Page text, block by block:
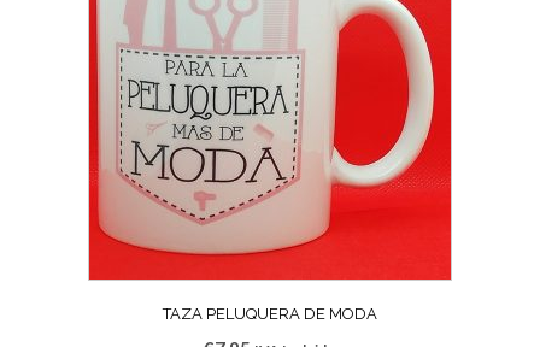
TAZA PELUQUERA DE MODA